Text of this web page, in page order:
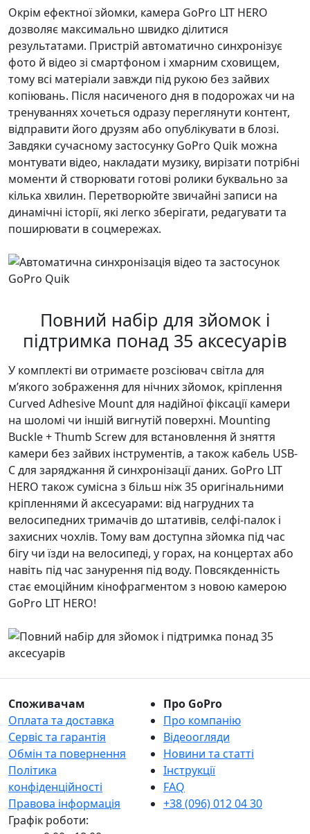
Окрім ефектної зйомки, камера GoPro LIT HERO
дозволяє максимально швидко ділитися
результатами. Пристрій автоматично синхронізує
фото й відео зі смартфоном і хмарним сховищем,
тому всі матеріали завжди під рукою без зайвих
копіювань. Після насиченого дня в подорожах чи на
тренуваннях хочеться одразу переглянути контент,
відправити його друзям або опублікувати в блозі.
Завдяки сучасному застосунку GoPro Quik можна
монтувати відео, накладати музику, вирізати потрібні
моменти й створювати готові ролики буквально за
кілька хвилин. Перетворюйте звичайні записи на
динамічні історії, які легко зберігати, редагувати та
поширювати в соцмережах.
Повний набір для зйомок і
підтримка понад 35 аксесуарів
У комплекті ви отримаєте розсіювач світла для
м’якого зображення для нічних зйомок, кріплення
Curved Adhesive Mount для надійної фіксації камери
на шоломі чи іншій вигнутій поверхні. Mounting
Buckle + Thumb Screw для встановлення й зняття
камери без зайвих інструментів, а також кабель USB-
C для заряджання й синхронізації даних. GoPro LIT
HERO також сумісна з більш ніж 35 оригінальними
кріпленнями й аксесуарами: від нагрудних та
велосипедних тримачів до штативів, селфі-палок і
захисних чохлів. Тому вам доступна зйомка під час
бігу чи їзди на велосипеді, у горах, на концертах або
навіть під час занурення під воду. Повсякденність
стає емоційним кінофрагментом з новою камерою
GoPro LIT HERO!
Споживачам
Оплата та доставка
Сервіс та гарантія
Обмін та повернення
Політика
конфіденційності
Правова інформація
Графік роботи:
Про GoPro
Про компанію
Відеоогляди
Новини та статті
Інструкції
FAQ
+38 (096) 012 04 30